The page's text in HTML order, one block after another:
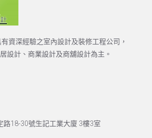
資深經驗之室內設計及裝修工程公司，
設計、商業設計及商舖設計為主。
路18-30號生記工業大廈 3樓3室